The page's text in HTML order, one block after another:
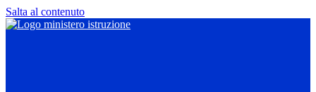
Salta al contenuto